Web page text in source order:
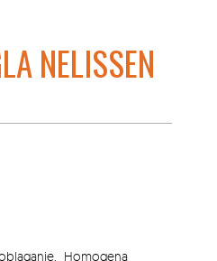
NELISSEN
Homogena